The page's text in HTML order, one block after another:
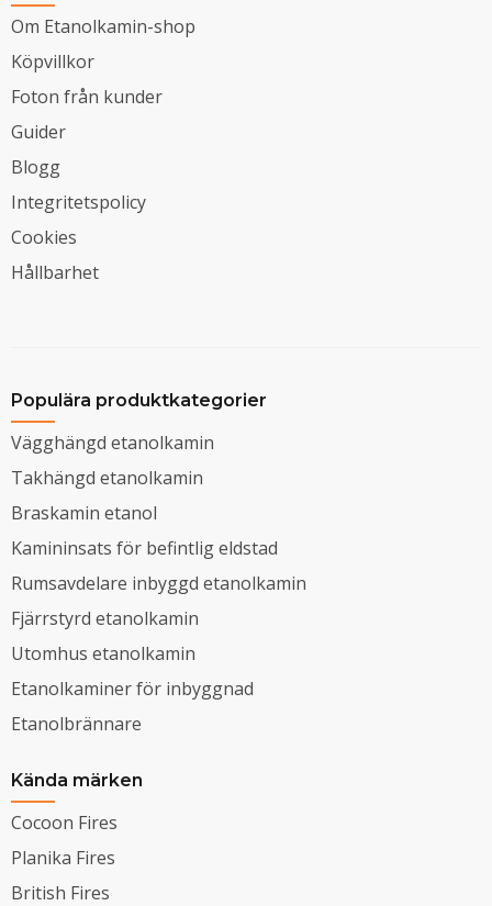
Om Etanolkamin-shop
Köpvillkor
Foton från kunder
Guider
Blogg
Integritetspolicy
Cookies
Hållbarhet
Populära produktkategorier
Vägghängd etanolkamin
Takhängd etanolkamin
Braskamin etanol
Kamininsats för befintlig eldstad
Rumsavdelare inbyggd etanolkamin
Fjärrstyrd etanolkamin
Utomhus etanolkamin
Etanolkaminer för inbyggnad
Etanolbrännare
Kända märken
Cocoon Fires
Planika Fires
British Fires